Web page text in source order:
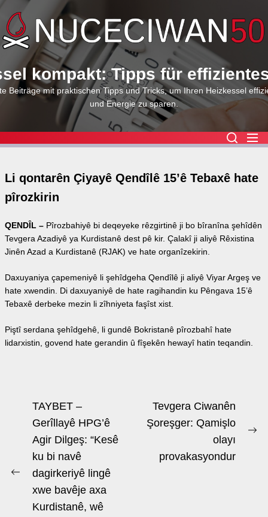
to
the
content
kompakt: Tipps für
Beiträge mit praktischen Tipps und Tricks, um Ihren Heizkessel
und Energie zu sparen.
Li qontarên Çiyayê Qendîlê 15’ê Tebaxê hate
pîrozkirin
QENDÎL – Pîrozbahiyê bi deqeyeke rêzgirtinê ji bo bîranîna şehîdên
Tevgera Azadiyê ya Kurdistanê dest pê kir. Çalakî ji aliyê Rêxistina
Jinên Azad a Kurdistanê (RJAK) ve hate organîzekirin.
Daxuyaniya çapemeniyê li şehîdgeha Qendîlê ji aliyê Viyar Argeş ve
hate xwendin. Di daxuyaniyê de hate ragihandin ku Pêngava 15’ê
Tebaxê derbeke mezin li zîhniyeta faşîst xist.
Piştî serdana şehîdgehê, li gundê Bokristanê pîrozbahî hate
lidarxistin, govend hate gerandin û fîşekên hewayî hatin teqandin.
Beitrags-
Navigation
Previous
post:
TAYBET –
Gerîllayê HPG’ê
Agir Dilgeş: “Kesê
ku bi navê
dagirkeriyê lingê
xwe bavêje axa
Kurdistanê, wê
Tevgera Ciwanên
Şoreşger: Qamişlo
olayı
provakasyondur